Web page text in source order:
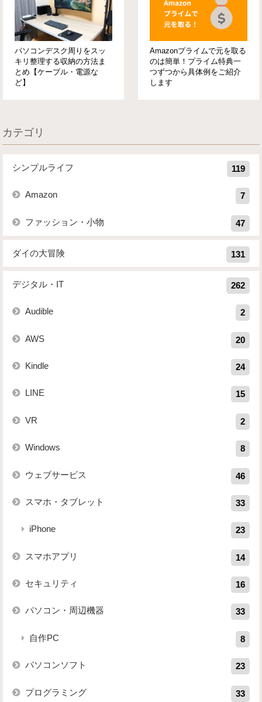
パソコンデスク周りをスッ
キリ整理する収納の方法ま
とめ【ケーブル・電源な
ど】
Amazonプライムで元を取る
のは簡単！プライム特典一
つずつから具体例をご紹介
します
カテゴリ
シンプルライフ 119
Amazon 7
ファッション・小物 47
ダイの大冒険 131
デジタル・IT 262
Audible 2
AWS 20
Kindle 24
LINE 15
VR 2
Windows 8
ウェブサービス 46
スマホ・タブレット 33
iPhone 23
スマホアプリ 14
セキュリティ 16
パソコン・周辺機器 33
自作PC 8
パソコンソフト 23
プログラミング 33